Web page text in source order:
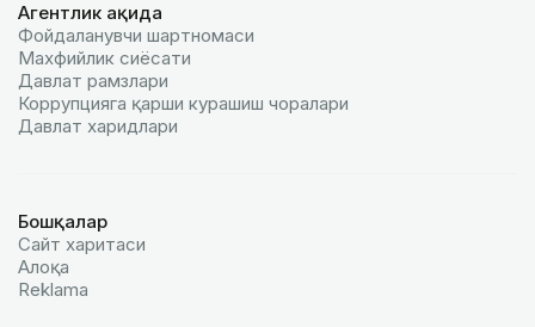
Агентлик ҳақида
Фойдаланувчи шартномаси
Махфийлик сиёсати
Давлат рамзлари
Коррупцияга қарши курашиш чоралари
Давлат харидлари
Бошқалар
Сайт харитаси
Алоқа
Reklamа